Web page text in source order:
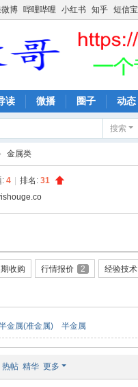
微博 哔哩哔哩 小红书 知乎 短信宝
读 微播 圈子 动态
搜索
› 金属类
: 4 排名: 31
收购 行情报价 2 经验技术
金属(准金属) 半金属
热帖 精华 更多